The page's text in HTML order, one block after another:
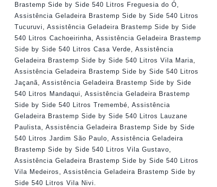
Brastemp Side by Side 540 Litros Freguesia do Ó
Assistência Geladeira Brastemp Side by Side 540 Litros
Tucuruvi
Assistência Geladeira Brastemp Side by Side
540 Litros Cachoeirinha
Assistência Geladeira Brastemp
Side by Side 540 Litros Casa Verde
Assistência
Geladeira Brastemp Side by Side 540 Litros Vila Maria
Assistência Geladeira Brastemp Side by Side 540 Litros
Jaçanã
Assistência Geladeira Brastemp Side by Side
540 Litros Mandaqui
Assistência Geladeira Brastemp
Side by Side 540 Litros Tremembé
Assistência
Geladeira Brastemp Side by Side 540 Litros Lauzane
Paulista
Assistência Geladeira Brastemp Side by Side
540 Litros Jardim São Paulo
Assistência Geladeira
Brastemp Side by Side 540 Litros Vila Gustavo
Assistência Geladeira Brastemp Side by Side 540 Litros
Vila Medeiros
Assistência Geladeira Brastemp Side by
Side 540 Litros Vila Nivi